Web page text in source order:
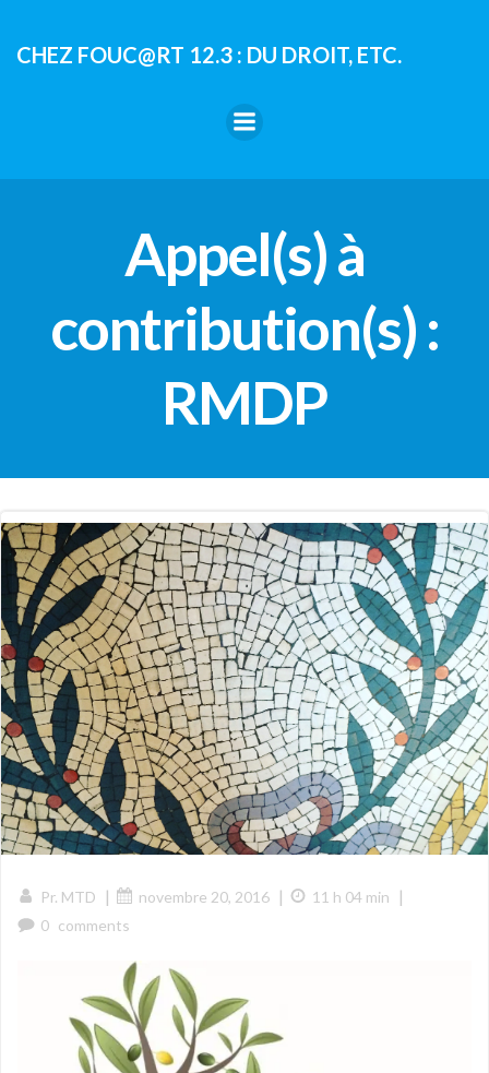
contenu
CHEZ FOUC@RT 12.3 : DU DROIT, ETC.
Appel(s) à
contribution(s) :
RMDP
Pr. MTD | novembre 20, 2016 | 11 h 04 min |
0 comments